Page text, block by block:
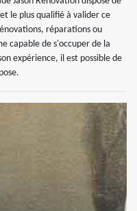
le plus qualifié à valider ce
réparations ou
capable de s'occuper de la
expérience, il est possible de